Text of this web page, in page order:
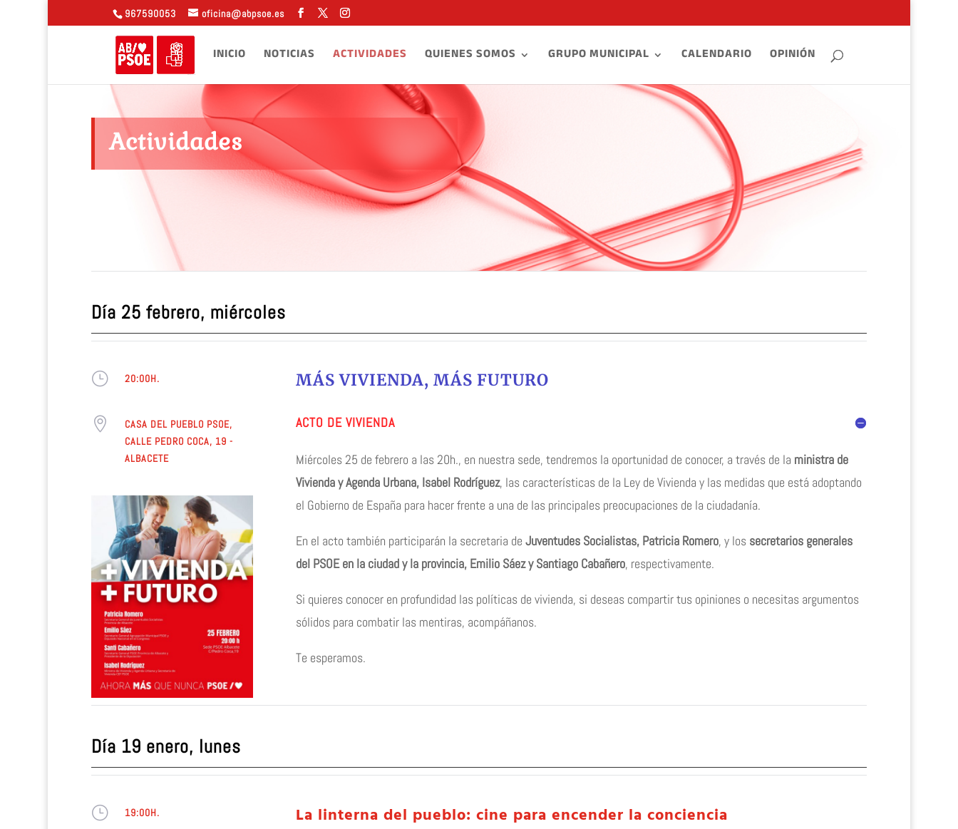
967590053 oficina@abpsoe.es
INICIO NOTICIAS ACTIVIDADES QUIENES SOMOS GRUPO MUNICIPAL CALENDARIO OPINIÓN
Actividades
Día 25 febrero, miércoles
} 20:00H.

CASA DEL PUEBLO PSOE,
CALLE PEDRO COCA, 19 -
ALBACETE
MÁS VIVIENDA, MÁS FUTURO
ACTO DE VIVIENDA
Miércoles 25 de febrero a las 20h., en nuestra sede, tendremos la oportunidad de conocer, a través de la ministra de
Vivienda y Agenda Urbana, Isabel Rodríguez, las características de la Ley de Vivienda y las medidas que está adoptando
el Gobierno de España para hacer frente a una de las principales preocupaciones de la ciudadanía.
En el acto también participarán la secretaria de Juventudes Socialistas, Patricia Romero, y los secretarios generales
del PSOE en la ciudad y la provincia, Emilio Sáez y Santiago Cabañero, respectivamente.
Si quieres conocer en profundidad las políticas de vivienda, si deseas compartir tus opiniones o necesitas argumentos
sólidos para combatir las mentiras, acompáñanos.
Te esperamos.
Día 19 enero, lunes
} 19:00H. La linterna del pueblo: cine para encender la conciencia